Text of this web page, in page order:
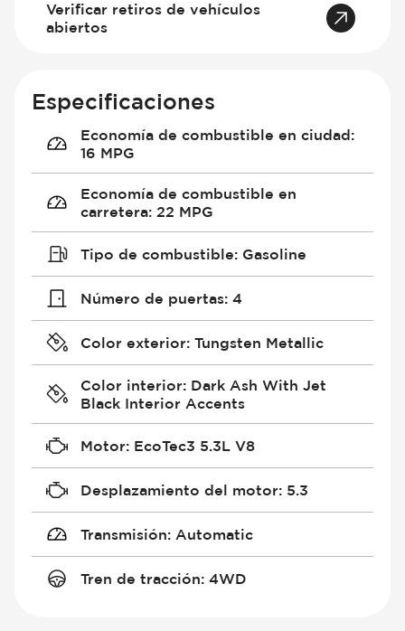
Verificar retiros de vehículos
abiertos
Especificaciones
Economía de combustible en ciudad:
16 MPG
Economía de combustible en
carretera: 22 MPG
Tipo de combustible: Gasoline
Número de puertas: 4
Color exterior: Tungsten Metallic
Color interior: Dark Ash With Jet
Black Interior Accents
Motor: EcoTec3 5.3L V8
Desplazamiento del motor: 5.3
Transmisión: Automatic
Tren de tracción: 4WD